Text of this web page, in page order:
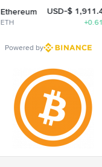
USD-$ 1,911.42
+0.61%
Powered by
contenu